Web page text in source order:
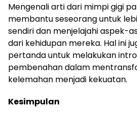
Mengenali arti dari mimpi gigi
membantu seseorang untuk
sendiri dan menjelajahi aspek-
dari kehidupan mereka. Hal ini
pertanda untuk melakukan
pembenahan dalam
kelemahan menjadi kekuatan.
Kesimpulan